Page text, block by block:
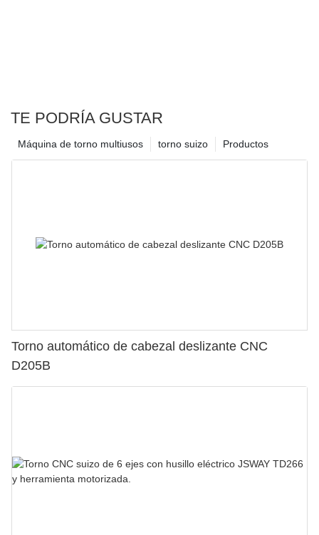
TE PODRÍA GUSTAR
Productos
torno suizo
Máquina de torno multiusos
Torno automático de cabezal deslizante CNC
D205B